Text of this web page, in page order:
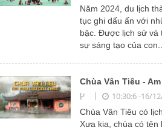
Năm 2024, du lịch
tục ghi dấu ấn với
bậc. Được lịch sử và
sự sáng tạo của con...
Chùa Vân Tiêu -
10:30:6 -16/
Chùa Vân Tiêu có
Xưa kia, chùa có tên